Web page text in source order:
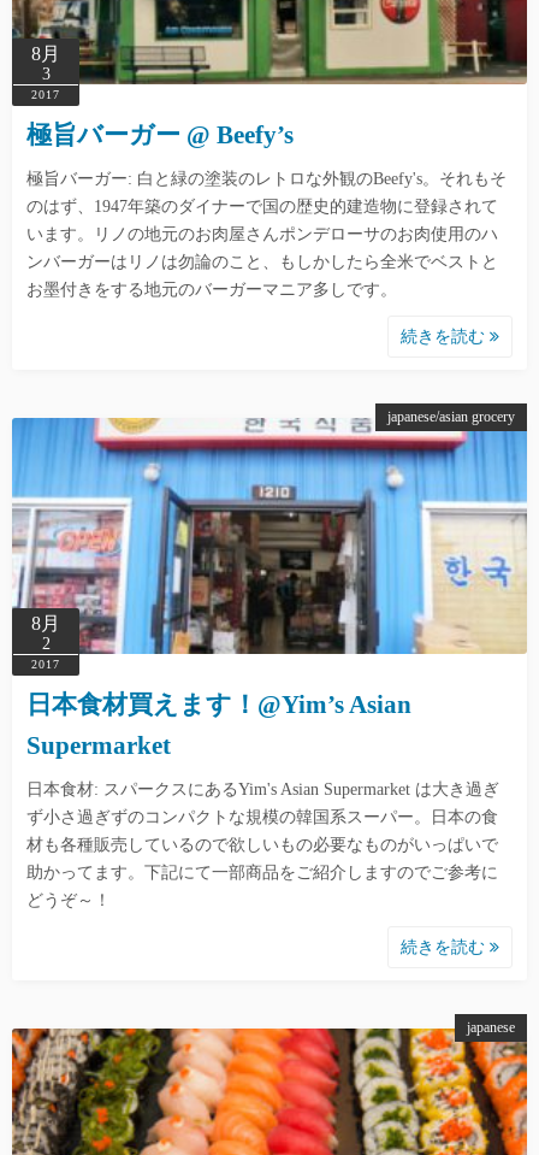
8月
3
2017
極旨バーガー @ Beefy’s
極旨バーガー: 白と緑の塗装のレトロな外観のBeefy's。それもそ
のはず、1947年築のダイナーで国の歴史的建造物に登録されて
います。リノの地元のお肉屋さんポンデローサのお肉使用のハ
ンバーガーはリノは勿論のこと、もしかしたら全米でベストと
お墨付きをする地元のバーガーマニア多しです。
続きを読む
japanese/asian grocery
8月
2
2017
日本食材買えます！@Yim’s Asian
Supermarket
日本食材: スパークスにあるYim's Asian Supermarket は大き過ぎ
ず小さ過ぎずのコンパクトな規模の韓国系スーパー。日本の食
材も各種販売しているので欲しいもの必要なものがいっぱいで
助かってます。下記にて一部商品をご紹介しますのでご参考に
どうぞ～！
続きを読む
japanese